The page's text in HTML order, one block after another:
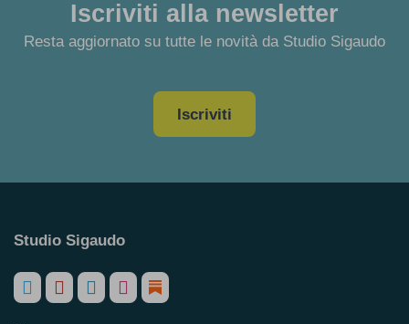
Iscriviti alla newsletter
Resta aggiornato su tutte le novità da Studio Sigaudo
Iscriviti
Studio Sigaudo